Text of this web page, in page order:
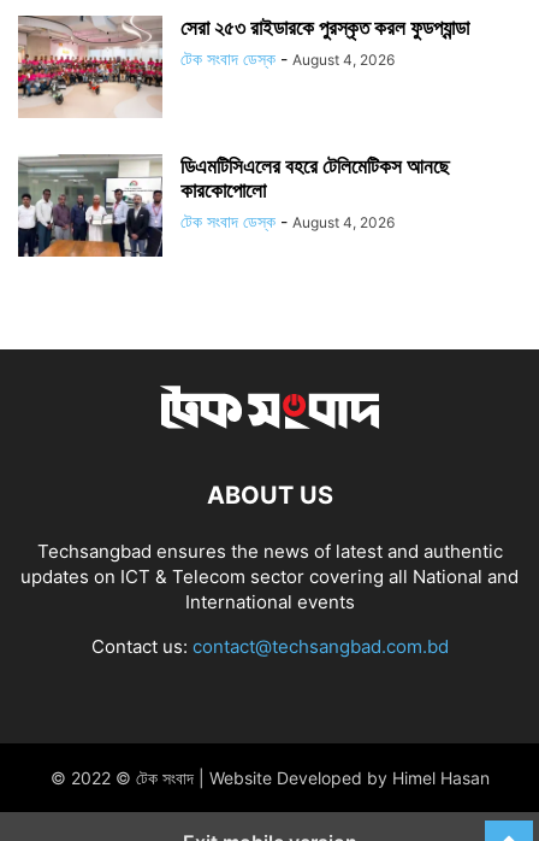
সেরা ২৫৩ রাইডারকে পুরস্কৃত করল ফুডপ্যান্ডা
টেক সংবাদ ডেস্ক - August 4, 2026
ডিএমটিসিএলের বহরে টেলিমেটিকস আনছে
কারকোপোলো
টেক সংবাদ ডেস্ক - August 4, 2026
ABOUT US
Techsangbad ensures the news of latest and authentic
updates on ICT & Telecom sector covering all National and
International events
Contact us: contact@techsangbad.com.bd
© 2022 © টেক সংবাদ | Website Developed by Himel Hasan